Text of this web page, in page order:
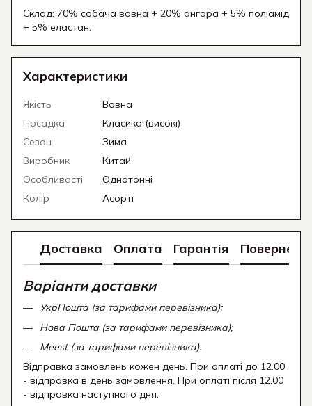
Склад: 70% собача вовна + 20% ангора + 5% поліамід
+ 5% еластан.
Характеристики
Якість
Вовна
Посадка
Класика (високі)
Сезон
Зима
Виробник
Китай
Особливості
Однотонні
Колір
Асорті
Доставка Оплата Гарантія
Варіанти доставки
УкрПошта (за тарифами перевізника);
Нова Пошта (за тарифами перевізника);
Meest (за тарифами перевізника).
Відправка замовлень кожен день. При оплаті до 12.00
- відправка в день замовлення. При оплаті після 12.00
- відправка наступного дня.